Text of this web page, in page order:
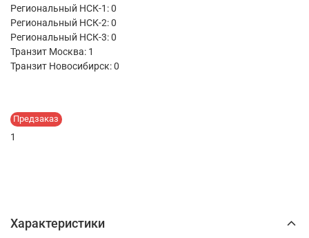
Предзаказ
Региональный НСК-1: 0
Региональный НСК-2: 0
Региональный НСК-3: 0
Транзит Москва: 1
Транзит Новосибирск:0
1
Характеристики